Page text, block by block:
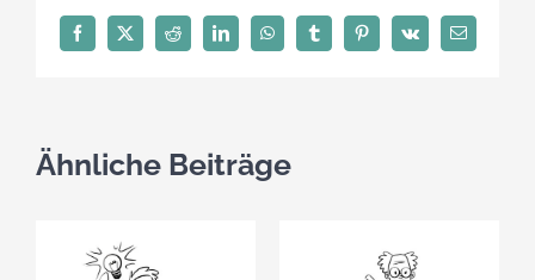
Facebook
X Reddit LinkedInWhatsAppTumblrPinterest
Vk
E-
Mail
Ähnliche Beiträge